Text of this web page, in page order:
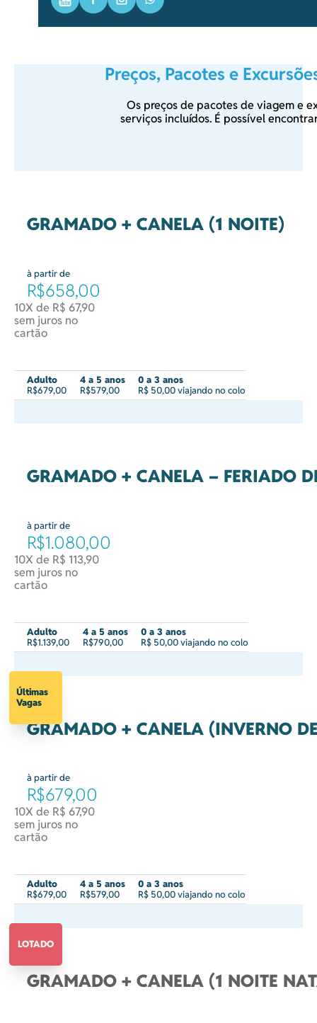
YoutubeFacebookInstagramWhatsApp
Preços, Pacotes e
Os preços de pacotes de viagem e
serviços incluídos. É possível
GRAMADO + CANELA (1 NOITE)
à partir de
R$658,00
10X de R$ 67,90
sem juros no
cartão
Adulto
R$679,00
4 a 5 anos
R$579,00
0 a 3 anos
R$ 50,00 viajando no colo
GRAMADO + CANELA – FERIADO
à partir de
R$1.080,00
10X de R$ 113,90
sem juros no
cartão
Adulto
R$1.139,00
4 a 5 anos
R$790,00
0 a 3 anos
R$ 50,00 viajando no colo
Últimas
Vagas
GRAMADO + CANELA (INVERNO
à partir de
R$679,00
10X de R$ 67,90
sem juros no
cartão
Adulto
R$679,00
4 a 5 anos
R$579,00
0 a 3 anos
R$ 50,00 viajando no colo
LOTADO
GRAMADO + CANELA (1 NOITE